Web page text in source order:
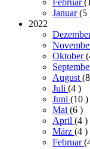
Februar(1
Januar(5
2022
Oktober
August (8
Juli (4 )
Juni (10 )
Mai (6 )
April (4 )
März (4 )
Februar